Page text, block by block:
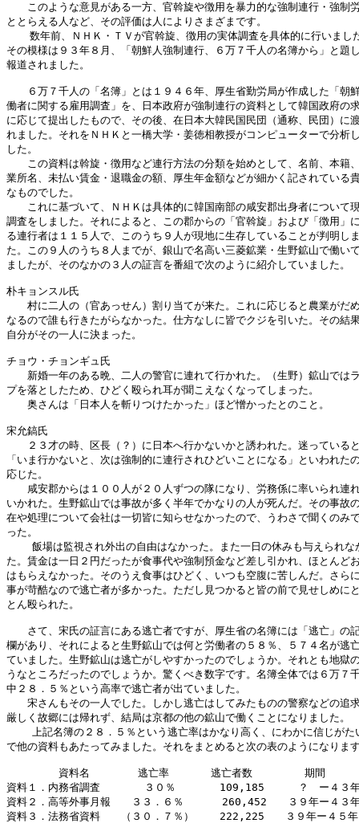
このような意見がある一方、官斡旋や徴用を暴力的な強制連行・強制
ととらえる人など、その評価は人によりさまざまです。
　数年前、ＮＨＫ・ＴＶが官斡旋、徴用の実体調査を具体的に行いまし
その模様は９３年８月、「朝鮮人強制連行、６万７千人の名簿から」と題
報道されました。
６万７千人の「名簿」とは１９４６年、厚生省勤労局が作成した「朝
働者に関する雇用調査」を、日本政府が強制連行の資料として韓国政府の
に応じて提出したもので、その後、在日本大韓民国民団（通称、民団）に
れました。それをＮＨＫと一橋大学・姜徳相教授がコンピューターで分析
した。
この資料は斡旋・徴用など連行方法の分類を始めとして、名前、本籍
業所名、未払い賃金・退職金の額、厚生年金額などが細かく記されている
なものでした。
これに基づいて、ＮＨＫは具体的に韓国南部の咸安郡出身者について
調査をしました。それによると、この郡からの「官斡旋」および「徴用」
る連行者は１１５人で、このうち９人が現地に生存していることが判明し
た。この９人のうち８人までが、銀山で名高い三菱鉱業・生野鉱山で働い
ましたが、そのなかの３人の証言を番組で次のように紹介していました。
朴キョンスル氏
村に二人の（官あっせん）割り当てが来た。これに応じると農業がだ
なるので誰も行きたがらなかった。仕方なしに皆でクジを引いた。その結
自分がその一人に決まった。
チョウ・チョンギュ氏
新婚一年のある晩、二人の警官に連れて行かれた。（生野）鉱山では
プを落としたため、ひどく殴られ耳が聞こえなくなってしまった。
奥さんは「日本人を斬りつけたかった」ほど憎かったとのこと。
宋允鎬氏
２３才の時、区長（？）に日本へ行かないかと誘われた。迷っている
「いま行かないと、次は強制的に連行されひどいことになる」といわれた
応じた。
咸安郡からは１００人が２０人ずつの隊になり、労務係に率いられ連
いかれた。生野鉱山では事故が多く半年でかなりの人が死んだ。その事故
在や処理について会社は一切皆に知らせなかったので、うわさで聞くのみ
った。
飯場は監視され外出の自由はなかった。また一日の休みも与えられな
た。賃金は一日２円だったが食事代や強制預金など差し引かれ、ほとんど
はもらえなかった。そのうえ食事はひどく、いつも空腹に苦しんだ。さら
事が苛酷なので逃亡者が多かった。ただし見つかると皆の前で見せしめに
とん殴られた。
さて、宋氏の証言にある逃亡者ですが、厚生省の名簿には「逃亡」の
欄があり、それによると生野鉱山では何と労働者の５８％、５７４名が逃
ていました。生野鉱山は逃亡がしやすかったのでしょうか。それとも地獄
うなところだったのでしょうか。驚くべき数字です。名簿全体では６万７
中２８．５％という高率で逃亡者が出ていました。
宋さんもその一人でした。しかし逃亡はしてみたものの警察などの追
厳しく故郷には帰れず、結局は京都の他の鉱山で働くことになりました。
上記名簿の２８．５％という逃亡率はかなり高く、にわかに信じがた
で他の資料もあたってみました。それをまとめると次の表のようになりま
資料名　　　 　逃亡率　　　　逃亡者数　　　　　期間
資料１．内務省調査　  　　３０％　　　  109,185 　　 ？　ー４３
資料２．高等外事月報　　３３．６％      260,452　　３９年ー４３
資料３．法務省資料　　（３０．７％）    222,225　　３９年ー４５